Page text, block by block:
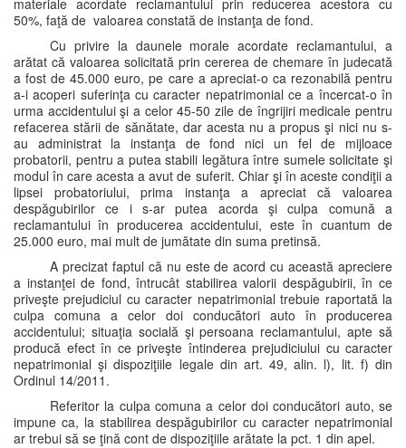
materiale acordate reclamantului prin reducerea acestora cu
50%, faţă de valoarea constată de instanţa de fond.
Cu privire la daunele morale acordate reclamantului, a
arătat că valoarea solicitată prin cererea de chemare în judecată
a fost de 45.000 euro, pe care a apreciat-o ca rezonabilă pentru
a-i acoperi suferinţa cu caracter nepatrimonial ce a încercat-o în
urma accidentului şi a celor 45-50 zile de îngrijiri medicale pentru
refacerea stării de sănătate, dar acesta nu a propus şi nici nu s-
au administrat la instanţa de fond nici un fel de mijloace
probatorii, pentru a putea stabili legătura între sumele solicitate şi
modul în care acesta a avut de suferit. Chiar şi în aceste condiţii a
lipsei probatoriului, prima instanţa a apreciat că valoarea
despăgubirilor ce i s-ar putea acorda şi culpa comună a
reclamantului în producerea accidentului, este în cuantum de
25.000 euro, mai mult de jumătate din suma pretinsă.
A precizat faptul că nu este de acord cu această apreciere
a instanţei de fond, întrucât stabilirea valorii despăgubirii, în ce
priveşte prejudiciul cu caracter nepatrimonial trebuie raportată la
culpa comuna a celor doi conducători auto în producerea
accidentului; situaţia socială şi persoana reclamantului, apte să
producă efect în ce priveşte întinderea prejudiciului cu caracter
nepatrimonial şi dispoziţiile legale din art. 49, alin. l), lit. f) din
Ordinul 14/2011.
Referitor la culpa comuna a celor doi conducători auto, se
impune ca, la stabilirea despăgubirilor cu caracter nepatrimonial
ar trebui să se ţină cont de dispoziţiile arătate la pct. 1 din apel.